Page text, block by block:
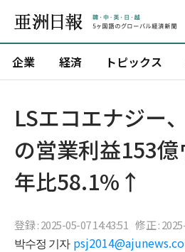
企業 経済 トピックス
LSエコエナジー
の営業利益153
年比58.1%↑
登録 : 2025-05-07 14:43:51 修正 :
박수정 기자